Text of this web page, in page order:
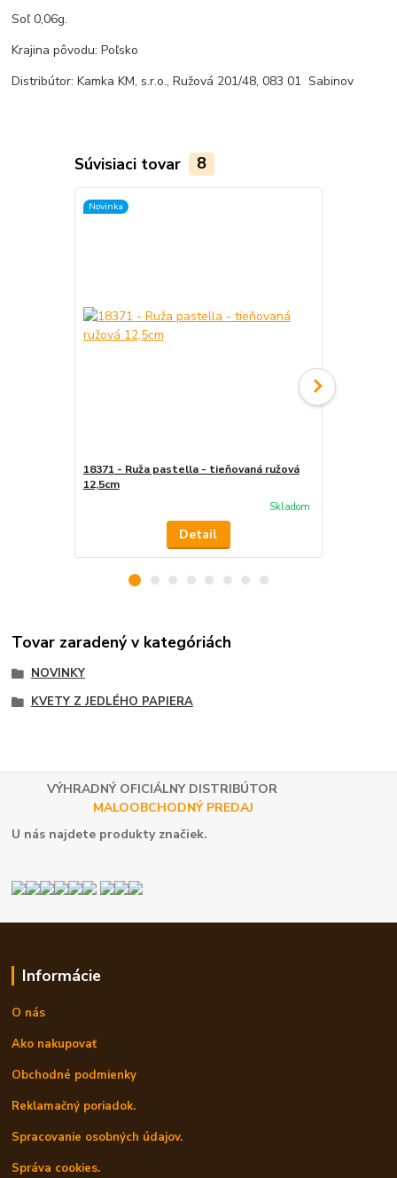
Soľ 0,06g.
Krajina pôvodu: Poľsko
Distribútor: Kamka KM, s.r.o., Ružová 201/48, 083 01 Sabinov
Súvisiaci tovar 8
Novinka
18371 - Ruža pastella - tieňovaná ružová
12,5cm
Skladom
Detail
Tovar zaradený v kategóriách
NOVINKY
KVETY Z JEDLÉHO PAPIERA
VÝHRADNÝ OFICIÁLNY DISTRIBÚTOR
MALOOBCHODNÝ PREDAJ
U nás najdete produkty značiek.
Informácie
O nás
Ako nakupovať
Obchodné podmienky
Reklamačný poriadok.
Spracovanie osobných údajov.
Správa cookies.